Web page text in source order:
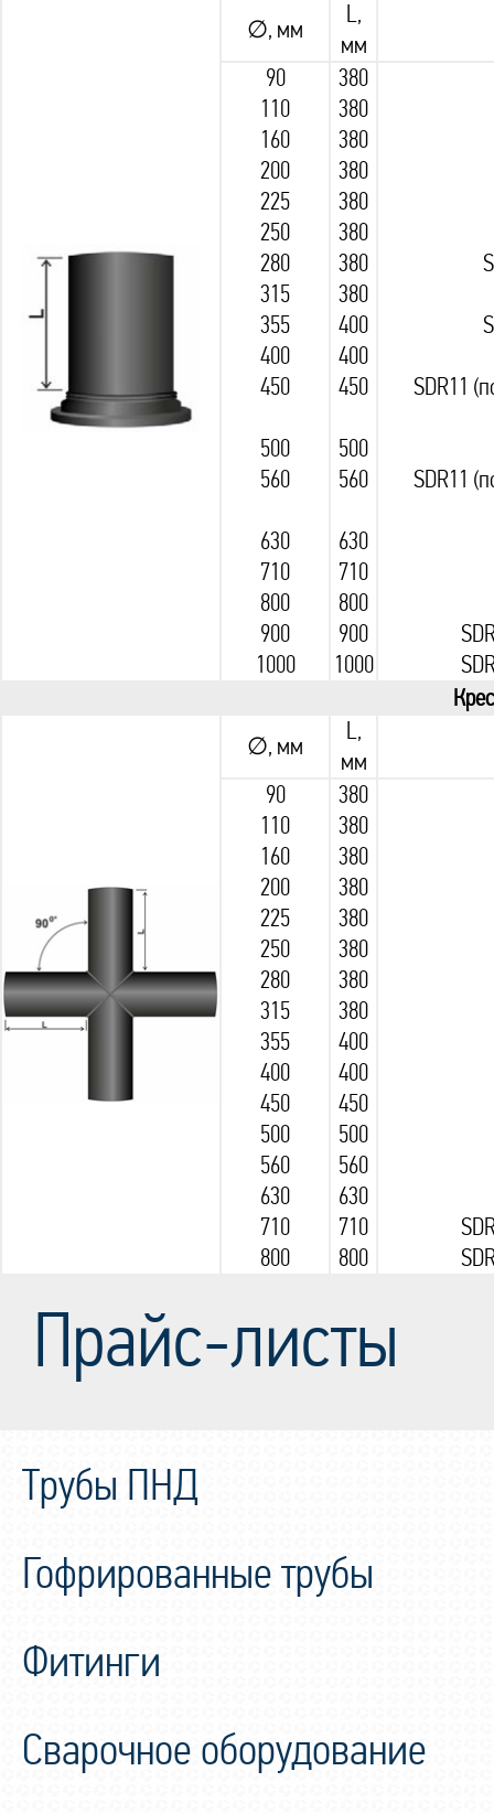
∅, мм
L,
мм
90
110
160
200
225
250
280
315
355
400
450
500
560
630
710
800
900
1000
380
380
380
380
380
380
380
380
400
400
450
500
560
630
710
800
900
1000
SDR11
SDR11
∅, мм
L,
мм
90
110
160
200
225
250
280
315
355
400
450
500
560
630
710
800
380
380
380
380
380
380
380
380
400
400
450
500
560
630
710
800
Прайс-листы
Трубы ПНД
Гофрированные трубы
Фитинги
Сварочное оборудование